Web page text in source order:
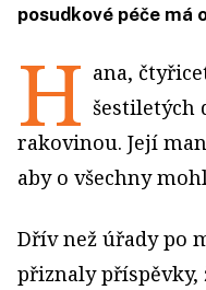
posudkové péče má
H ana,
šestiletých
rakovinou. Její
aby o všechny
Dřív než úřady po
přiznaly příspěvky,